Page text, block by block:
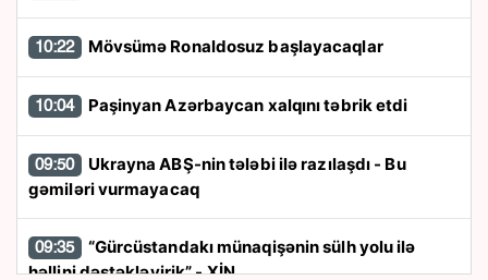
10:22 Mövsümə Ronaldosuz başlayacaqlar
10:04 Paşinyan Azərbaycan xalqını təbrik etdi
09:50
gəmiləri vurmayacaq
09:35
həllini dəstəkləyirik” - XİN